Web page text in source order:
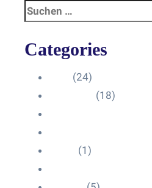
Categories
(24)
(18)
(1)